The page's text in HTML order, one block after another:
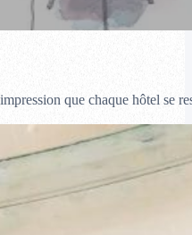
que chaque hôtel se